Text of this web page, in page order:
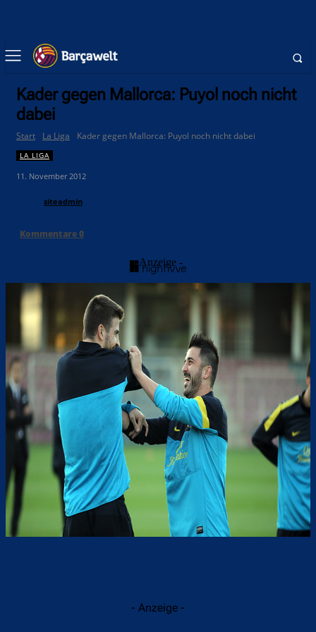
Kader gegen Mallorca: Puyol noch nicht
dabei
Start La Liga Kader gegen Mallorca: Puyol noch nicht dabei
LA LIGA
11. November 2012
siteadmin
Kommentare0
- Anzeige -
- Anzeige -